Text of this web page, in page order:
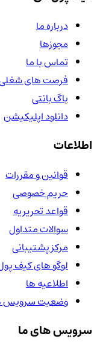
درباره ما
مجوزها
تماس با ما
فرصت های شغلی
باگ بانتی
دانلود اپلیکیشن
اطلاعات
قوانین و مقررات
حریم خصوصی
قواعد تحریریه
سوالات متداول
مرکز پشتیبانی
لوگو های کیف
اطلاعیه ها
وضعیت سرویس
سرویس های ما